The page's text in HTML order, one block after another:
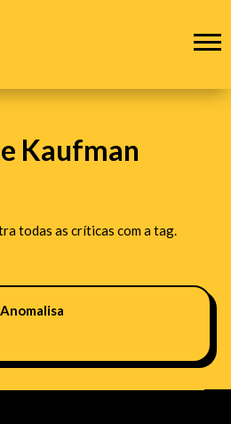
Kaufman
todas as críticas com a tag.
Anomalisa